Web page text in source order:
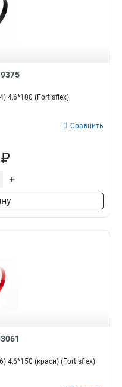
4,6*100 (Fortisflex)
Сравнить
+
4,6*150 (красн) (Fortisflex)